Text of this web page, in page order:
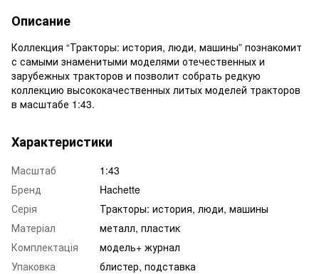
Описание
Коллекция “Тракторы: история, люди, машины” познакомит
с самыми знаменитыми моделями отечественных и
зарубежных тракторов и позволит собрать редкую
коллекцию высококачественных литых моделей тракторов
в масштабе 1:43.
Характеристики
Масштаб
1:43
Бренд
Hachette
Серія
Тракторы: история, люди, машины
Матеріал
металл, пластик
Комплектація
модель+ журнал
Упаковка
блистер, подставка